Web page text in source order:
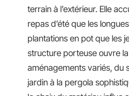
terrain à l’extérieur. Elle
repas d’été que les
plantations en pot que les
structure porteuse ouvre
aménagements variés, du
jardin à la pergola